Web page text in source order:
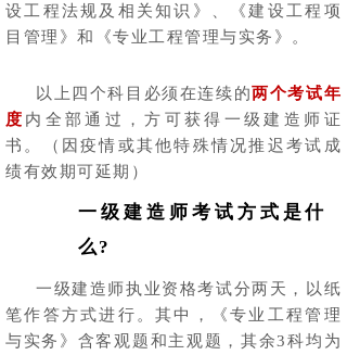
设工程法规及相关知识》、《建设工程项
目管理》和《专业工程管理与实务》。
以上四个科目必须在连续的两个考试年
度 内全部通过，方可获得一级建造师证
书。（因疫情或其他特殊情况推迟考试成
绩有效期可延期）
一级建造师考试方式是什
么?
一级建造师执业资格考试分两天，以纸
笔作答方式进行。其中，《专业工程管理
与实务》含客观题和主观题，其余3科均为